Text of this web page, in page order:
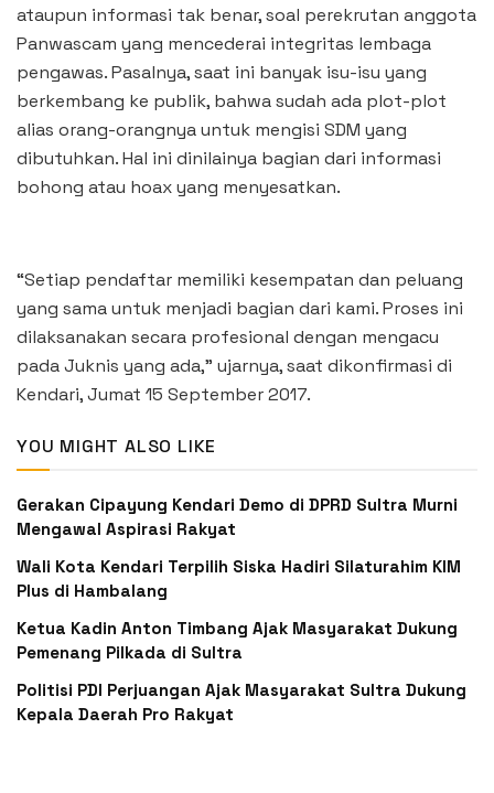
ataupun informasi tak benar, soal perekrutan anggota
Panwascam yang mencederai integritas lembaga
pengawas. Pasalnya, saat ini banyak isu-isu yang
berkembang ke publik, bahwa sudah ada plot-plot
alias orang-orangnya untuk mengisi SDM yang
dibutuhkan. Hal ini dinilainya bagian dari informasi
bohong atau hoax yang menyesatkan.
“Setiap pendaftar memiliki kesempatan dan peluang
yang sama untuk menjadi bagian dari kami. Proses ini
dilaksanakan secara profesional dengan mengacu
pada Juknis yang ada,” ujarnya, saat dikonfirmasi di
Kendari, Jumat 15 September 2017.
YOU MIGHT ALSO LIKE
Gerakan Cipayung Kendari Demo di DPRD Sultra Murni
Mengawal Aspirasi Rakyat
Wali Kota Kendari Terpilih Siska Hadiri Silaturahim KIM
Plus di Hambalang
Ketua Kadin Anton Timbang Ajak Masyarakat Dukung
Pemenang Pilkada di Sultra
Politisi PDI Perjuangan Ajak Masyarakat Sultra Dukung
Kepala Daerah Pro Rakyat